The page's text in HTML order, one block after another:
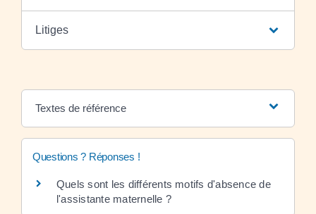
Litiges
Textes de référence
Questions ? Réponses !
Quels sont les différents motifs d'absence de
l'assistante maternelle ?